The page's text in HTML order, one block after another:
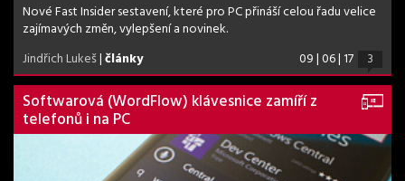
Nové Fast Insider sestavení, které pro PC přináší celou řadu velice
zajímavých změn, vylepšení a novinek.
Jindřich Lukeš|články 09 | 06 | 17 3
Softwarová (WordFlow) klávesnice zamíří z
telefonů i na PC